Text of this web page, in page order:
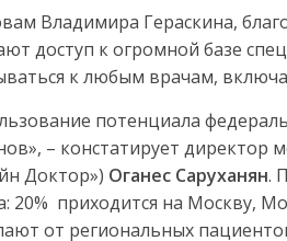
Владимира Гераскина,
доступ к огромной базе
к любым врачам,
потенциала
– констатирует
Доктор») Оганес Саруханян.
20% приходится на Москву,
от региональных